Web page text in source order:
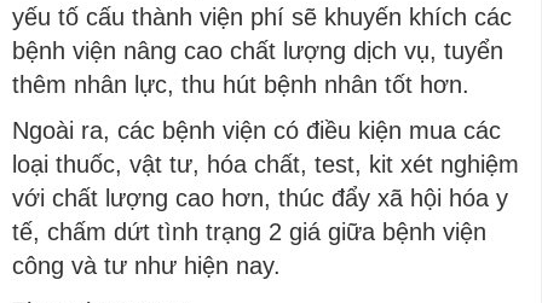
yếu tố cấu thành viện phí sẽ khuyến khích các
bệnh viện nâng cao chất lượng dịch vụ, tuyển
thêm nhân lực, thu hút bệnh nhân tốt hơn.
Ngoài ra, các bệnh viện có điều kiện mua các
loại thuốc, vật tư, hóa chất, test, kit xét nghiệm
với chất lượng cao hơn, thúc đẩy xã hội hóa y
tế, chấm dứt tình trạng 2 giá giữa bệnh viện
công và tư như hiện nay.